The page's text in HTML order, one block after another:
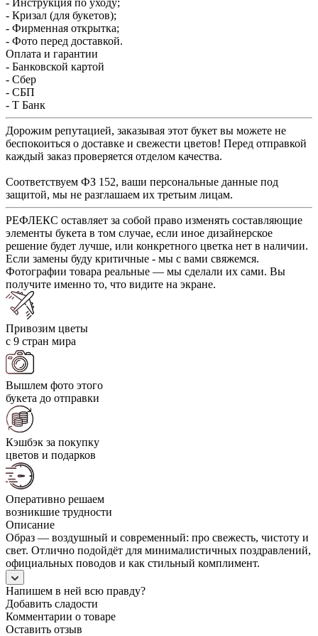
- Кризал (для букетов);
- Фирменная открытка;
- Фото перед доставкой.
Оплата и гарантии
- Банковской картой
- Сбер
- СБП
- Т Банк
Дорожим репутацией, заказывая этот букет вы можете не
беспокоиться о доставке и свежести цветов! Перед отправкой
каждый заказ проверяется отделом качества.
Соответствуем ФЗ 152, ваши персональные данные под
защитой, мы не разглашаем их третьим лицам.
РЕФЛЕКС оставляет за собой право изменять составляющие
элементы букета в том случае, если иное дизайнерское
решение будет лучше, или конкретного цветка нет в наличии.
Если замены буду критичные - мы с вами свяжемся.
Фотографии товара реальные — мы сделали их сами. Вы
получите именно то, что видите на экране.
Привозим цветы
с 9 стран мира
Вышлем фото этого
букета до отправки
Кэшбэк за покупку
цветов и подарков
Оперативно решаем
возникшие трудности
Описание
Образ — воздушный и современный: про свежесть, чистоту и
свет. Отлично подойдёт для минималистичных поздравлений,
официальных поводов и как стильный комплимент.
Напишем в ней всю правду?
Добавить сладости
Комментарии о товаре
Оставить отзыв